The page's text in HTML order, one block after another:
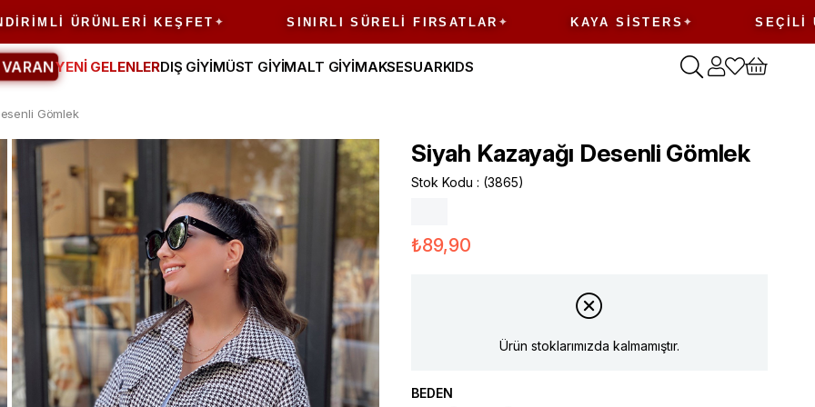
ÜRÜNLERI KEŞFET SINIRLI SÜRELI FIRSATLAR KAYA SISTERS SEÇILI
VARANYENİ GELENLERDIŞ GİYİMÜST GİYİMALT GİYİMAKSESUARKIDS
Gömlek
Siyah Kazayağı Desenli Gömlek
Stok Kodu (3865)
₺89,90
Ürün stoklarımızda kalmamıştır.
BEDEN